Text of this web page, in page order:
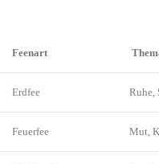
Feenart
Erdfee Ruhe,
Feuerfee Mut,